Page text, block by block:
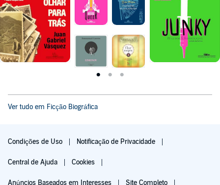
Ver tudo em Ficção Biográfica
Condições de Uso Notificação de Privacidade
Central de Ajuda Cookies
Anúncios Baseados em Interesses Site Completo